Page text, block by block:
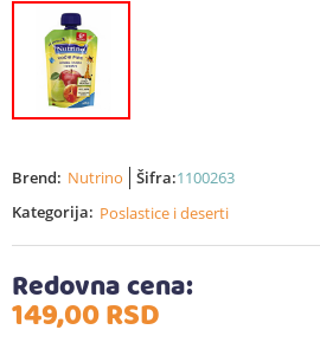
Brend: Nutrino Šifra:1100263
Kategorija: Poslastice i deserti
Redovna cena:
149,00RSD